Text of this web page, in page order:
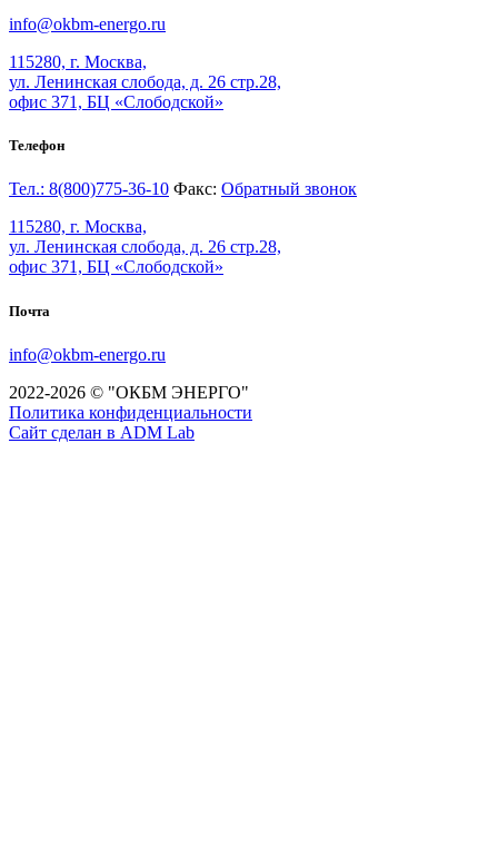
info@okbm-energo.ru
115280, г. Москва,
ул. Ленинская слобода, д. 26 стр.28,
офис 371, БЦ «Слободской»
Телефон
Тел.: 8(800)775-36-10 Факс: Обратный звонок
115280, г. Москва,
ул. Ленинская слобода, д. 26 стр.28,
офис 371, БЦ «Слободской»
Почта
info@okbm-energo.ru
2022-2026 © "ОКБМ ЭНЕРГО"
Политика конфиденциальности
Сайт сделан в ADM Lab